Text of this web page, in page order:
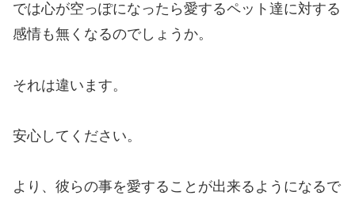
では心が空っぽになったら愛するペット達に対する
感情も無くなるのでしょうか。
それは違います。
安心してください。
より、彼らの事を愛することが出来るようになるで